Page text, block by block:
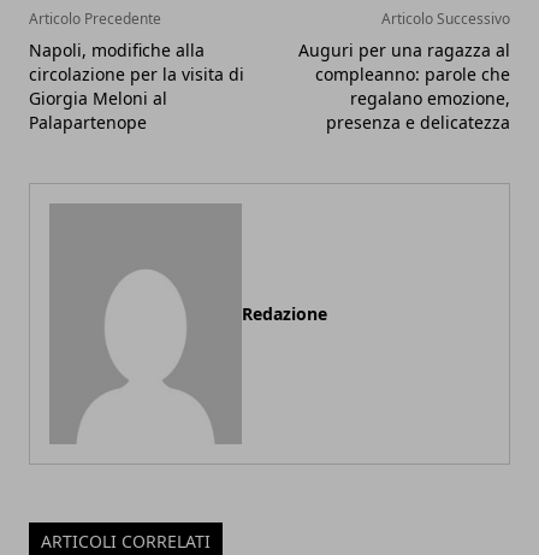
Articolo Precedente
Napoli, modifiche alla
circolazione per la visita di
Giorgia Meloni al
Palapartenope
Articolo Successivo
Auguri per una ragazza al
compleanno: parole che
regalano emozione,
presenza e delicatezza
Redazione
ARTICOLI CORRELATI